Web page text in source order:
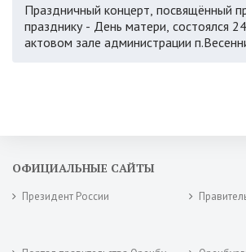
Праздничный концерт, посвящённый
празднику - День матери, состоялся
актовом зале администрации
ОФИЦИАЛЬНЫЕ САЙТЫ
Президент России